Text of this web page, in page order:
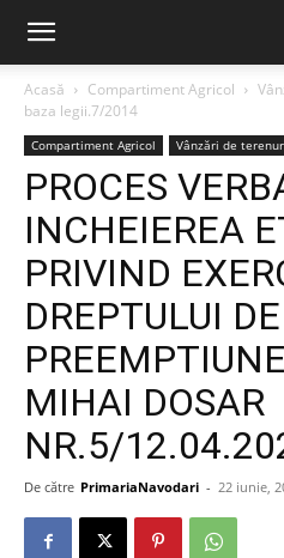
Acasă Compartiment Agricol
baza legii.7/2014
Compartiment Agricol Vânzări de
PROCES
INCHEIEREA
PRIVIND
DREPTULUI DE
MIHAI DOSAR
NR.5/
De către PrimariaNavodari - 22 iunie,